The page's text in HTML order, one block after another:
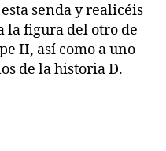
senda y realicéis
la figura del otro de
II, así como a uno
de la historia D.